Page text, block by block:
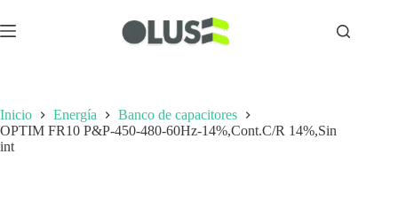
Inicio Energía
Banco de capacitores
OPTIM FR10 P&P-450-480-60Hz-14%,Cont.C/R 14%,Sin
int